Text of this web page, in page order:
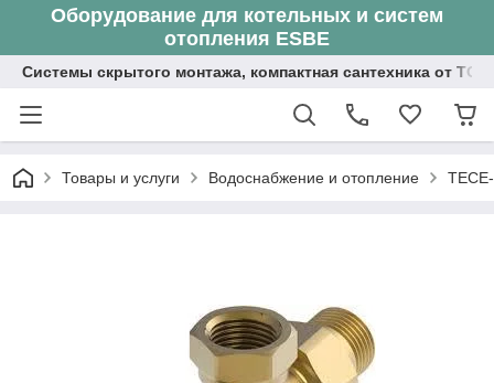
Оборудование для котельных и систем
отопления ESBE
Системы скрытого монтажа, компактная сантехника от
Товары и услуги Водоснабжение и отопление